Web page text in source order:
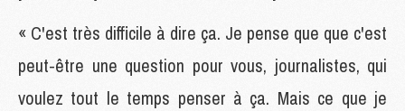
« C'est très difficile à dire ça. Je pense que que c'est
peut-être une question pour vous, journalistes, qui
voulez tout le temps penser à ça. Mais ce que je